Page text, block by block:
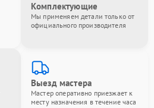
Комплектующие
Мы применяем детали только от
официального производителя
Выезд мастера
Мастер оперативно приезжает к
месту назначения в течение часа